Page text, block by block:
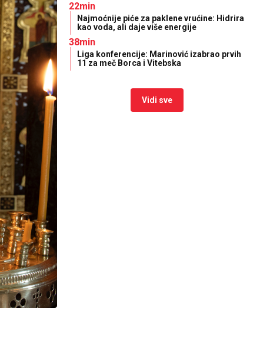
22min
Najmoćnije piće za paklene vrućine: Hidrira
kao voda, ali daje više energije
38min
Liga konferencije: Marinović izabrao prvih
11 za meč Borca i Vitebska
Vidi sve